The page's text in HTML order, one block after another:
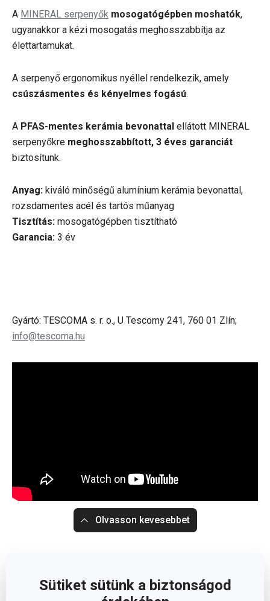
Sütiket sütünk a biztonságod
A MINERAL serpenyők mosogatógépben moshatók,
ugyanakkor a kézi mosogatás meghosszabbítja az
élettartamukat.
A serpenyő ergonomikus nyéllel rendelkezik, amely
csúszásmentes és kényelmes fogású.
A PFAS-mentes kerámia bevonattal ellátott MINERAL
serpenyőkre meghosszabbított, 3 éves garanciát
biztosítunk.
Anyag: kiváló minőségű alumínium kerámia bevonattal,
rozsdamentes acél és tartós műanyag
Tisztítás: mosogatógépben tisztítható
Garancia: 3 év
Gyártó: TESCOMA s. r. o., U Tescomy 241, 760 01 Zlín;
info@tescoma.hu
Olvasson kevesebbet